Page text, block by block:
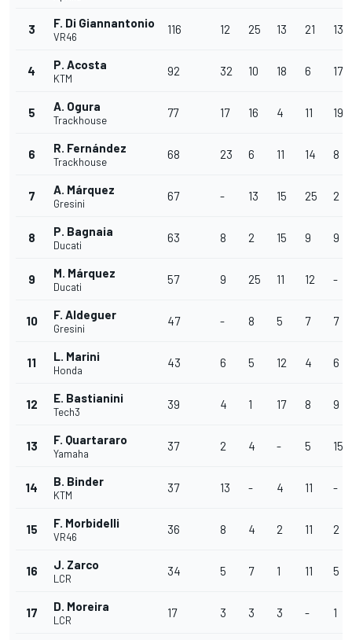
3 F. Di Giannantonio
VR46
116 12 25 13 21 13
4 P. Acosta
KTM
92 32 10 18 6 17
5 A. Ogura
Trackhouse
77 17 16 4 11 19
6 R. Fernández
Trackhouse
68 23 6 11 14 8
7 A. Márquez
Gresini
67 - 13 15 25 2
8 P. Bagnaia
Ducati
63 8 2 15 9 9
9 M. Márquez
Ducati
57 9 25 11 12 -
10 F. Aldeguer
Gresini
47 - 8 5 7 7
11 L. Marini
Honda
43 6 5 12 4 6
12 E. Bastianini
Tech3
39 4 1 17 8 9
13 F. Quartararo
Yamaha
37 2 4 - 5 15
14 B. Binder
KTM
37 13 - 4 11 -
15 F. Morbidelli
VR46
36 8 4 2 11 2
16 J. Zarco
LCR
34 5 7 1 11 5
17 D. Moreira
LCR
17 3 3 3 - 1